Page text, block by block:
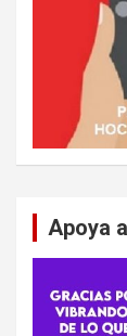
Apoya